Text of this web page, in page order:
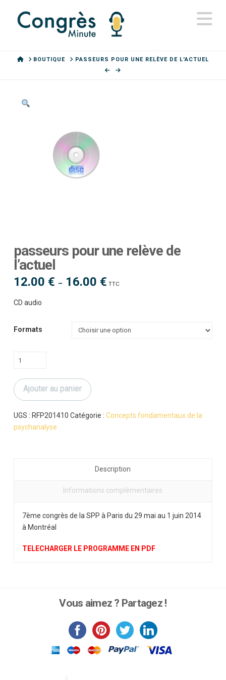
HOMEBOUTIQUE PASSEURS POUR UNE RELÈVE DE L'ACTUEL
passeurs pour une relève de
l’actuel
12.00 € – 16.00 €Plage
de
TTC
CD audio
Formats
quantité
passeurs
pour
une
relève
de
Ajouter au panier
UGS : RFP201410 Catégorie : Concepts fondamentaux de la
psychanalyse
Description
Informations complémentaires
7ème congrès de la SPP à Paris du 29 mai au 1 juin 2014
à Montréal
TELECHARGER LE PROGRAMME EN PDF
Vous aimez ? Partagez !